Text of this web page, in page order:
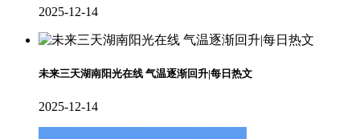
2025-12-14
未来三天湖南阳光在线 气温逐渐回升|每日热文
2025-12-14